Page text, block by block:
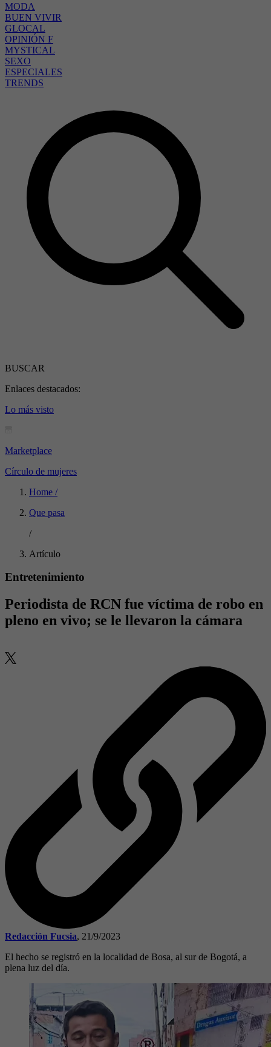
MODA
BUEN VIVIR
GLOCAL
OPINIÓN F
MYSTICAL
SEXO
ESPECIALES
TRENDS
BUSCAR
Enlaces destacados:
Lo más visto
Marketplace
Círculo de mujeres
Home /
Que pasa
/
Artículo
Entretenimiento
Periodista de RCN fue víctima de robo en
pleno en vivo; se le llevaron la cámara
Redacción Fucsia, 21/9/2023
El hecho se registró en la localidad de Bosa, al sur de Bogotá, a
plena luz del día.